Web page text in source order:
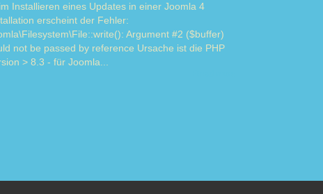
Installieren eines Updates in einer Joomla 4
erscheint der Fehler:
Argument #2 ($buffer)
not be passed by reference Ursache ist die PHP
> 8.3 - für Joomla...